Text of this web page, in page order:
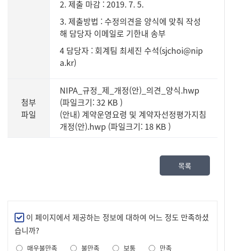
2. 제출 마감 : 2019. 7. 5.
3. 제출방법 : 수정의견을 양식에 맞춰 작성
해 담당자 이메일로 기한내 송부
4 담당자 : 회계팀 최세진 수석(sjchoi@nip
a.kr)
첨부
파일
NIPA_규정_제_개정(안)_의견_양식.hwp
(파일크기: 32 KB )
(안내) 계약운영요령 및 계약자선정평가지침
개정(안).hwp (파일크기: 18 KB )
목록
만
족
도
이 페이지에서 제공하는 정보에 대하여 어느 정도 만족하셨
습니까?
매우불만족 불만족 보통
만족